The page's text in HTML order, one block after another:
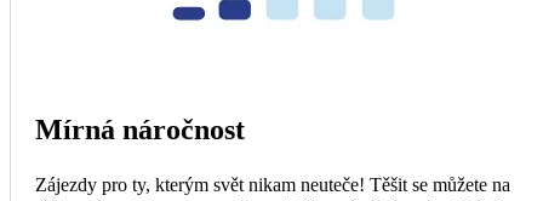
Mírná náročnost
Zájezdy pro ty, kterým svět nikam neuteče! Těšit se můžete na